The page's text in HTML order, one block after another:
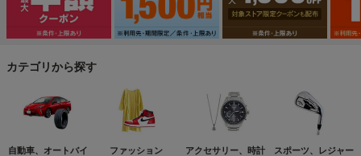
カテゴリから探す
自動車、オートバイ ファッション アクセサリー、時計 スポーツ、レジャー